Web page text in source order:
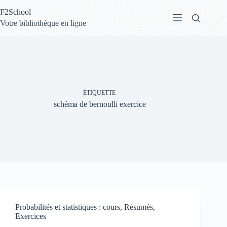
au
contenu
F2School
Votre bibliothèque en ligne
ÉTIQUETTE
schéma de bernoulli exercice
Probabilités et statistiques : cours, Résumés,
Exercices